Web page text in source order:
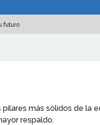
futuro
más sólidos de
respaldo.